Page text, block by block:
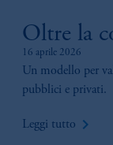
Oltre la
16 aprile 2026
Un modello per
pubblici e privati.
Leggi tutto keyboard_arrow_right